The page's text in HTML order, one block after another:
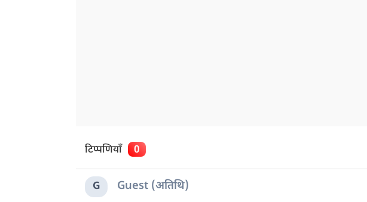
टिप्पणियाँ 0
G Guest (अतिथि)